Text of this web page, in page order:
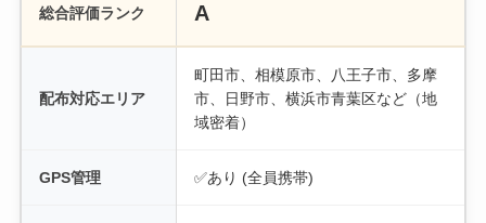
総合評価ランク A
配布対応エリア
町田市、相模原市、八王子市、多摩
市、日野市、横浜市青葉区など（地
域密着）
GPS管理 ✅あり (全員携帯)